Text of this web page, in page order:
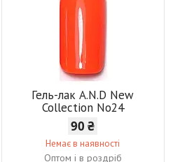
Гель-лак A.N.D New
Collection No24
90 ₴
Немає в наявності
Оптом і в роздріб